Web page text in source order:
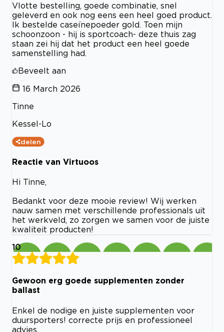
Vlotte bestelling, goede combinatie, snel
geleverd en ook nog eens een heel goed product.
Ik bestelde caseïnepoeder gold. Toen mijn
schoonzoon - hij is sportcoach- deze thuis zag
staan zei hij dat het product een heel goede
samenstelling had.
Beveelt aan
16 March 2026
Tinne
Kessel-Lo
delen
Reactie van Virtuoos
Hi Tinne,
Bedankt voor deze mooie review! Wij werken
nauw samen met verschillende professionals uit
het werkveld, zo zorgen we samen voor de juiste
kwaliteit producten!
10
Gewoon erg goede supplementen zonder
ballast
Enkel de nodige en juiste supplementen voor
duursporters! correcte prijs en professioneel
advies.